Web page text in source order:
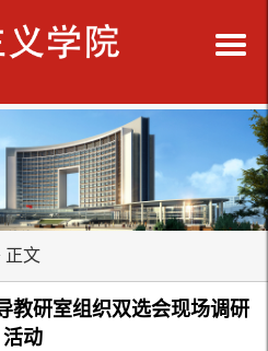
正文
教研室组织双选会现场调研
活动